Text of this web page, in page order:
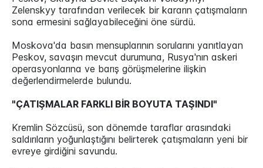
Zelenskyy tarafından verilecek bir kararın çatışmaların
sona ermesini sağlayabileceğini öne sürdü.
Moskova'da basın mensuplarının sorularını yanıtlayan
Peskov, savaşın mevcut durumuna, Rusya'nın askeri
operasyonlarına ve barış görüşmelerine ilişkin
değerlendirmelerde bulundu.
"ÇATIŞMALAR FARKLI BİR BOYUTA TAŞINDI"
Kremlin Sözcüsü, son dönemde taraflar arasındaki
saldırıların yoğunlaştığını belirterek çatışmaların yeni bir
evreye girdiğini savundu.